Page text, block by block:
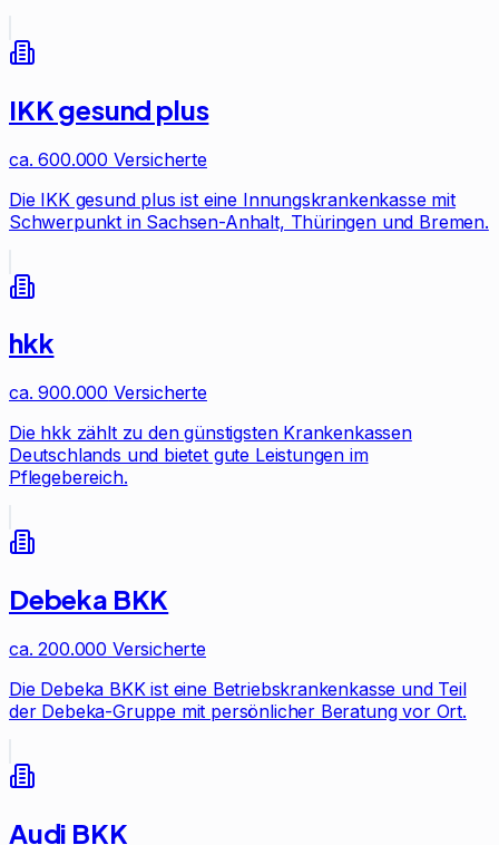
IKK gesund plus
ca. 600.000 Versicherte
Die IKK gesund plus ist eine Innungskrankenkasse mit
Schwerpunkt in Sachsen-Anhalt, Thüringen und Bremen.
hkk
ca. 900.000 Versicherte
Die hkk zählt zu den günstigsten Krankenkassen
Deutschlands und bietet gute Leistungen im
Pflegebereich.
Debeka BKK
ca. 200.000 Versicherte
Die Debeka BKK ist eine Betriebskrankenkasse und Teil
der Debeka-Gruppe mit persönlicher Beratung vor Ort.
Audi BKK